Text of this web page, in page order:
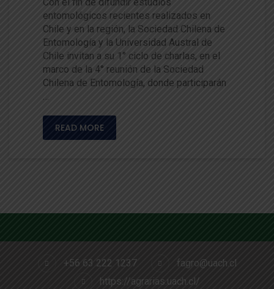
entomológicos recientes realizados en
Chile y en la región, la Sociedad Chilena de
Entomología y la Universidad Austral de
Chile invitan a su 1° ciclo de charlas, en el
marco de la 4° reunión de la Sociedad
Chilena de Entomología, donde participarán
…
READ MORE
+56 63 222 1237
fagro@uach.cl
https://agrarias.uach.cl/